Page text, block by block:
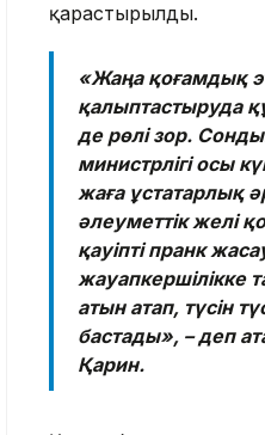
қарастырылды.
«Жаңа қоғамдық
қалыптастыруда
де рөлі зор.
министрлігі осы
жаға ұстатарлық
әлеуметтік желі
қауіпті пранк
жауапкершілікке
атын атап, түсін
бастады», – деп
Қарин.